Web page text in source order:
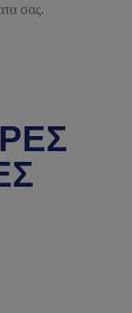
σας.